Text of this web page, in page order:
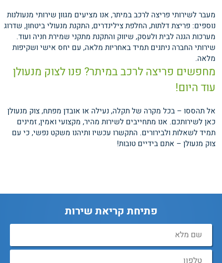
מעבר לשירותי פריצה לרכב במיתר, אנו מציעים מגוון שירותי מנעולנות
נוספים: פריצת דלתות, החלפת צילינדרים, התקנת מנעולי ביטחון, שדרוג
מערכות הגנה לבית ולעסק, שיווק והתקנת מתקני שמירת חניה ועוד.
שירותי החברה ניתנים תמיד באחריות מלאה, עם יחס אישי ושקיפות
מלאה.
מחפשים פריצה לרכב במיתר? פנו לצוק מנעולן
עוד היום!
אל תהססו – בכל מקרה של תקלה, נעילה או אובדן מפתח, צוק מנעולן
כאן לשירותכם. אנו מתחייבים לשירות מהיר, מקצועי ואמין, זמינים
תמיד לשאלות ולבירורים. התקשרו עכשיו ותיהנו משקט נפשי, כי עם
צוק מנעולן – אתם בידיים טובות!
פתיחת קריאת שירות